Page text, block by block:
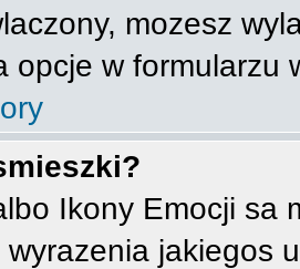
mozesz
opcje w formularzu
Ikony Emocji sa
jakiegos